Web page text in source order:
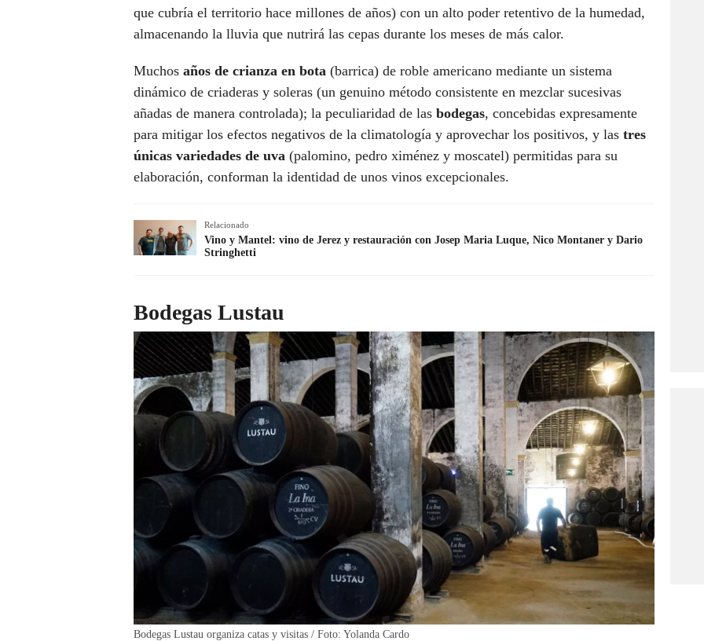
que cubría el territorio hace millones de años) con un alto poder retentivo de la humedad,
almacenando la lluvia que nutrirá las cepas durante los meses de más calor.
Muchos años de crianza en bota (barrica) de roble americano mediante un sistema
dinámico de criaderas y soleras (un genuino método consistente en mezclar sucesivas
añadas de manera controlada); la peculiaridad de las bodegas, concebidas expresamente
para mitigar los efectos negativos de la climatología y aprovechar los positivos, y las tres
únicas variedades de uva (palomino, pedro ximénez y moscatel) permitidas para su
elaboración, conforman la identidad de unos vinos excepcionales.
Relacionado
Vino y Mantel: vino de Jerez y restauración con Josep Maria Luque, Nico Montaner y Dario
Stringhetti
Bodegas Lustau
Bodegas Lustau organiza catas y visitas / Foto: Yolanda Cardo